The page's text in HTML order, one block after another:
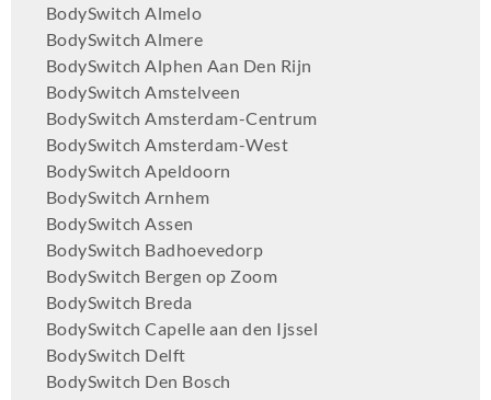
BodySwitch Almelo
BodySwitch Almere
BodySwitch Alphen Aan Den Rijn
BodySwitch Amstelveen
BodySwitch Amsterdam-Centrum
BodySwitch Amsterdam-West
BodySwitch Apeldoorn
BodySwitch Arnhem
BodySwitch Assen
BodySwitch Badhoevedorp
BodySwitch Bergen op Zoom
BodySwitch Breda
BodySwitch Capelle aan den Ijssel
BodySwitch Delft
BodySwitch Den Bosch